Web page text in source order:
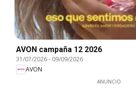
AVON campaña 12 2026
31/07/2026- 09/09/2026
AVON
ANUNCIO